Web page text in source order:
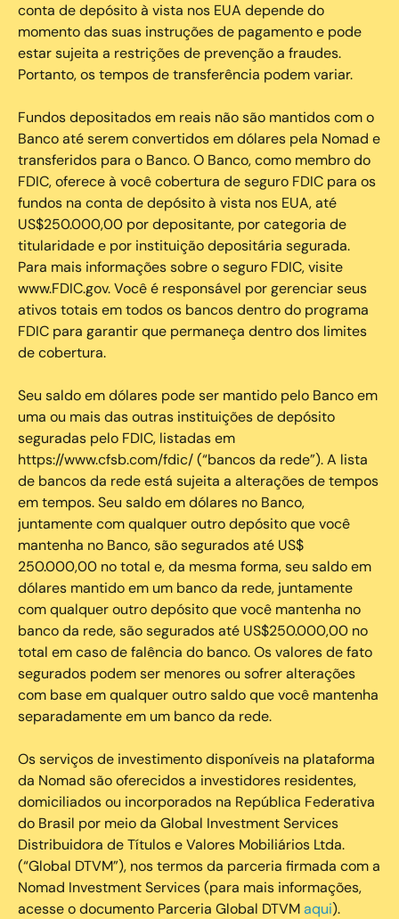
conta de depósito à vista nos EUA depende do
momento das suas instruções de pagamento e pode
estar sujeita a restrições de prevenção a fraudes.
Portanto, os tempos de transferência podem variar.
Fundos depositados em reais não são mantidos com o
Banco até serem convertidos em dólares pela Nomad e
transferidos para o Banco. O Banco, como membro do
FDIC, oferece à você cobertura de seguro FDIC para os
fundos na conta de depósito à vista nos EUA, até
US$250.000,00 por depositante, por categoria de
titularidade e por instituição depositária segurada.
Para mais informações sobre o seguro FDIC, visite
www.FDIC.gov. Você é responsável por gerenciar seus
ativos totais em todos os bancos dentro do programa
FDIC para garantir que permaneça dentro dos limites
de cobertura.
Seu saldo em dólares pode ser mantido pelo Banco em
uma ou mais das outras instituições de depósito
seguradas pelo FDIC, listadas em
https://www.cfsb.com/fdic/ (“bancos da rede”). A lista
de bancos da rede está sujeita a alterações de tempos
em tempos. Seu saldo em dólares no Banco,
juntamente com qualquer outro depósito que você
mantenha no Banco, são segurados até US$
250.000,00 no total e, da mesma forma, seu saldo em
dólares mantido em um banco da rede, juntamente
com qualquer outro depósito que você mantenha no
banco da rede, são segurados até US$250.000,00 no
total em caso de falência do banco. Os valores de fato
segurados podem ser menores ou sofrer alterações
com base em qualquer outro saldo que você mantenha
separadamente em um banco da rede.
Os serviços de investimento disponíveis na plataforma
da Nomad são oferecidos a investidores residentes,
domiciliados ou incorporados na República Federativa
do Brasil por meio da Global Investment Services
Distribuidora de Títulos e Valores Mobiliários Ltda.
(“Global DTVM”), nos termos da parceria firmada com a
Nomad Investment Services (para mais informações,
acesse o documento Parceria Global DTVMaqui).